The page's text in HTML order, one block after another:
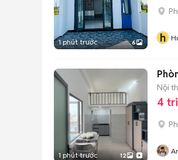
1 phút trước 6 h
1 phút trước 12
Nội
4